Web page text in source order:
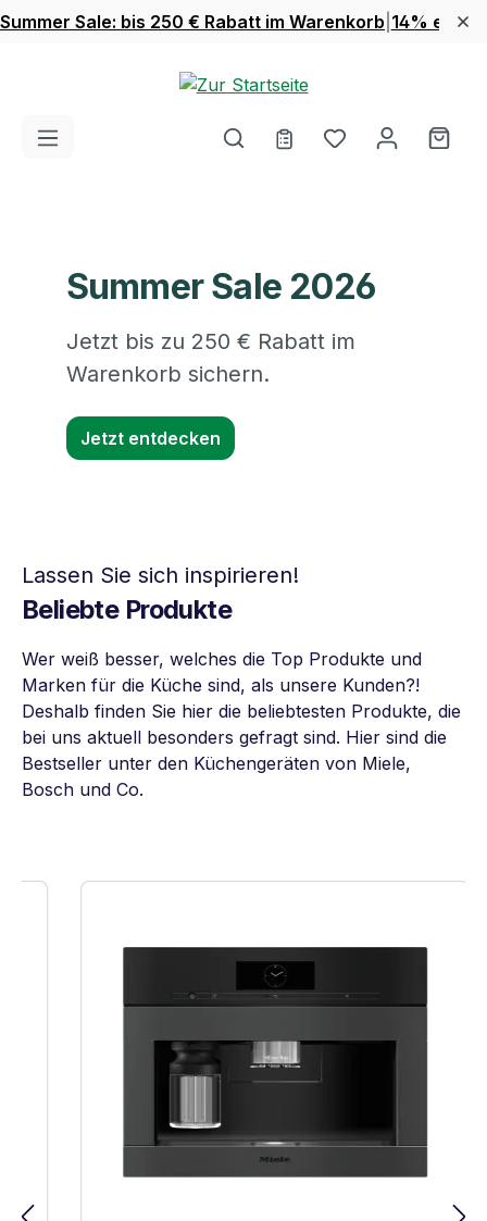
Zum Hauptinhalt springen
Summer Sale: bis 250 € Rabatt im Warenkorb 14% extra
Du hast 0
Summer Sale 2026
Jetzt bis zu 250 € Rabatt im
Warenkorb sichern.
Jetzt entdecken
Lassen Sie sich inspirieren!
Beliebte Produkte
Wer weiß besser, welches die Top Produkte und
Marken für die Küche sind, als unsere Kunden?!
Deshalb finden Sie hier die beliebtesten Produkte, die
bei uns aktuell besonders gefragt sind. Hier sind die
Bestseller unter den Küchengeräten von Miele,
Bosch und Co.
Produktgalerie überspringen